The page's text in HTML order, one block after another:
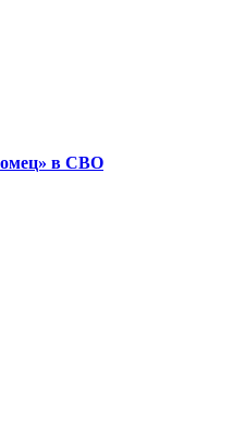
в СВО